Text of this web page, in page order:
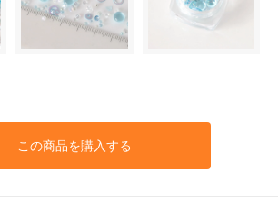
この商品を購入する